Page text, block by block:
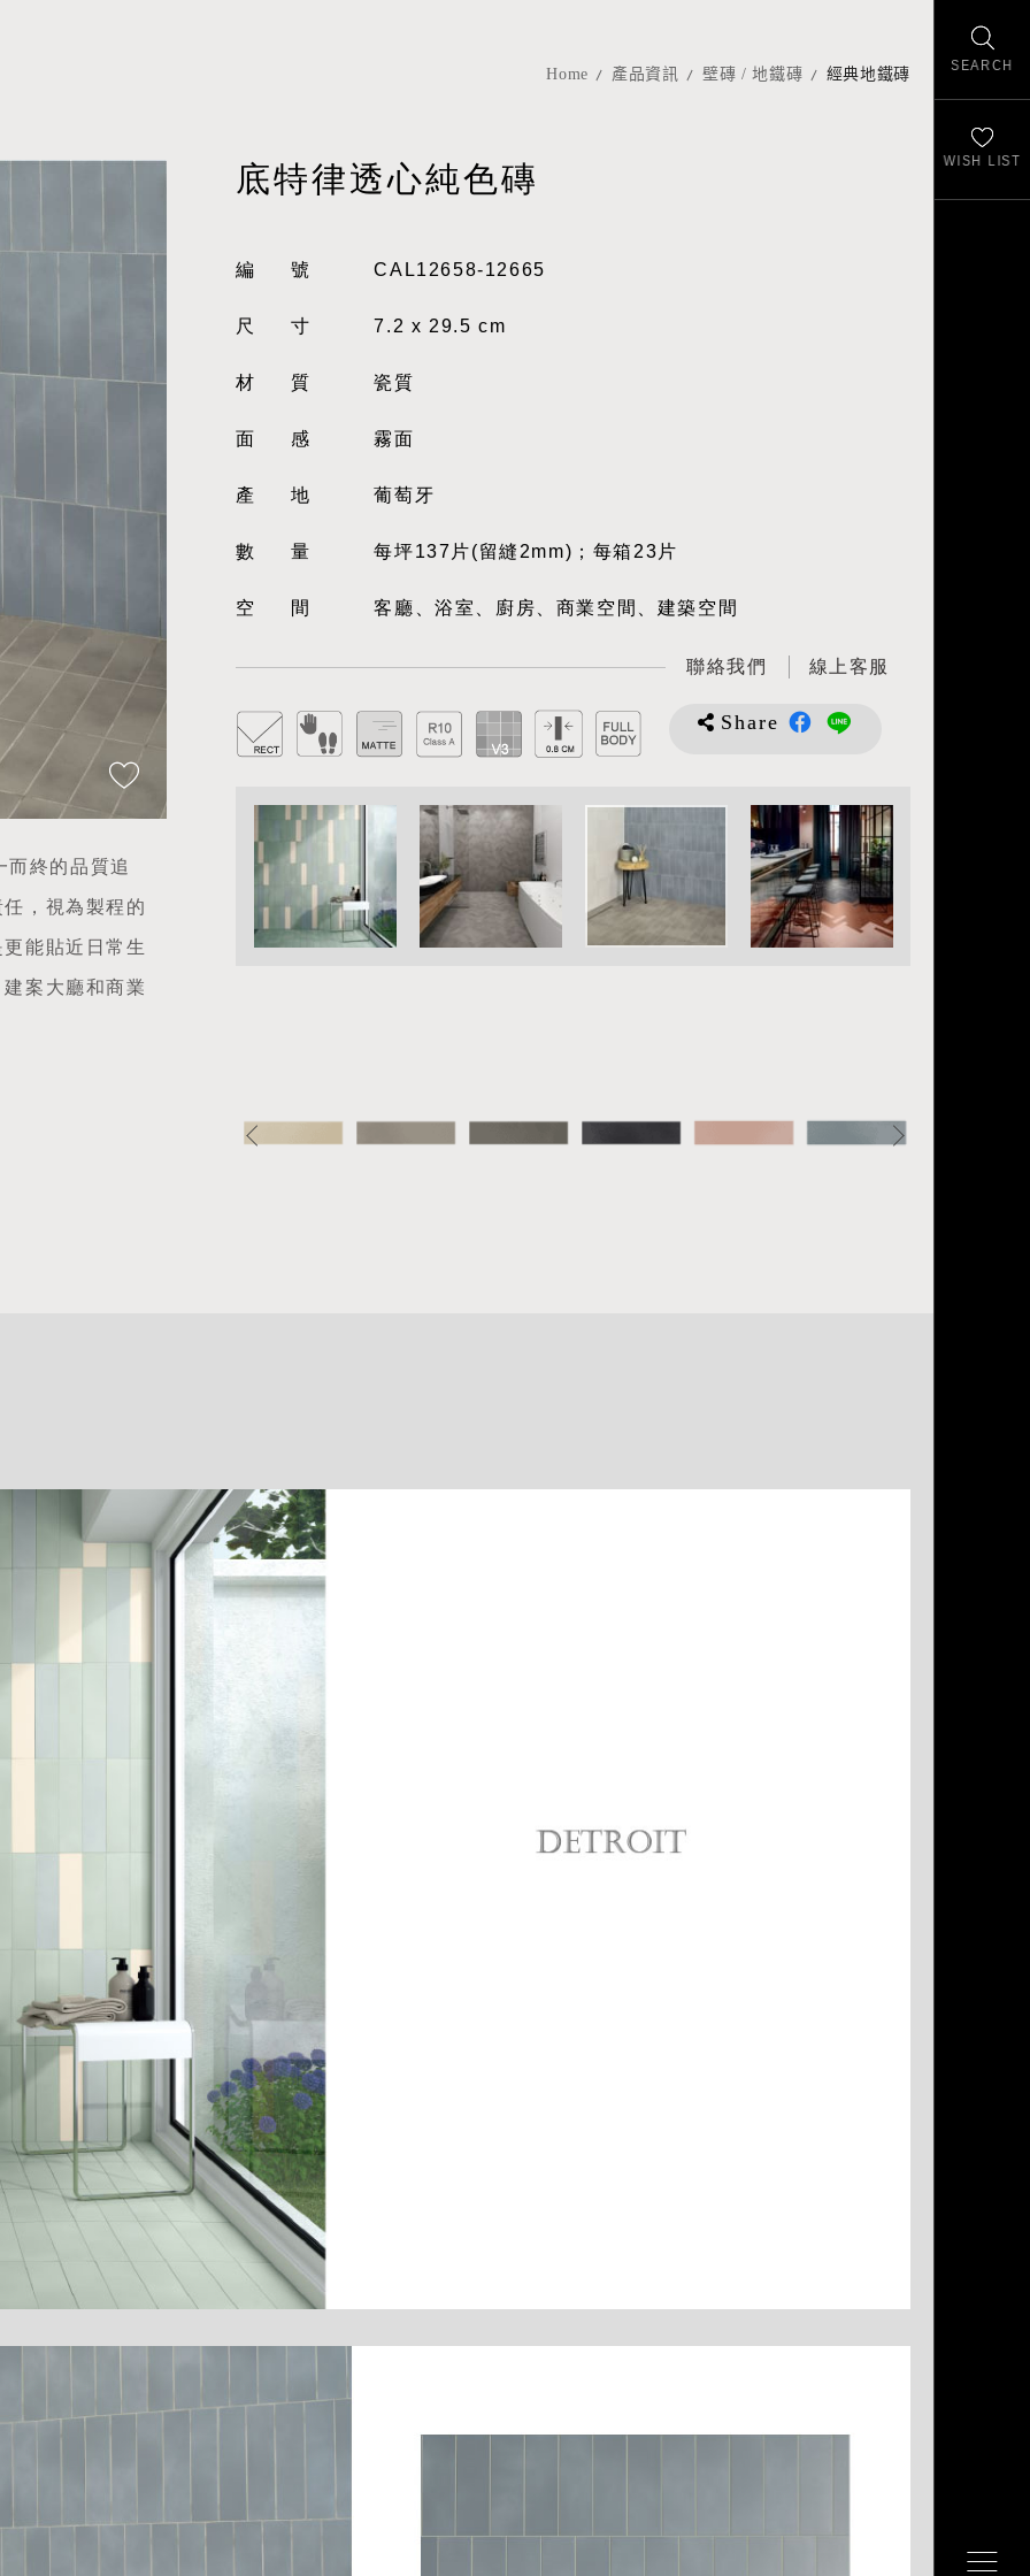
SEARCH
WISH LIST
Home 產品資訊 壁磚 / 地鐵磚 經典地鐵磚
終的品質追
，視為製程的
能貼近日常生
案大廳和商業
底特律透心純色磚
編號 CAL12658-12665
尺寸 7.2 x 29.5 cm
材質 瓷質
面感 霧面
產地 葡萄牙
數量 每坪137片(留縫2mm)；每箱23片
空間 客廳、浴室、廚房、商業空間、建築空間
聯絡我們 線上客服
Share